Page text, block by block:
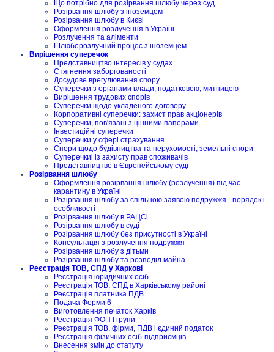
Що потрібно для розірвання шлюбу через суд
Розірвання шлюбу з іноземцем
Розірвання шлюбу в Києві
Оформлення розлучення в Україні
Розлучення та аліменти
Шлюборозлучний процес з іноземцем
Вирішення суперечок
Представництво інтересів у судах
Стягнення заборгованості
Досудове врегулювання спору
Суперечки з органами влади, податковою, митницею
Вирішення трудових спорів
Суперечки щодо укладеного договору
Корпоративні суперечки: захист прав акціонерів
Суперечки, пов'язані з цінними паперами
Інвестиційні суперечки
Суперечки у сфері страхування
Спори щодо будівництва та нерухомості, земельні спори
Суперечкиі із захисту прав споживачів
Представництво в Європейському суді
Розірвання шлюбу
Оформлення розірвання шлюбу (розлучення) під час
карантину в Україні
Розірвання шлюбу за спільною заявою подружжя - порядок і
особливості
Розірвання шлюбу в РАЦСі
Розірвання шлюбу в суді
Розірвання шлюбу без присутності в Україні
Консультація з розлучення подружжя
Розірвання шлюбу з дітьми
Розірвання шлюбу та розподіл майна
Реєстрація ТОВ, СПД у Харкові
Реєстрація юридичних осіб
Реєстрація ТОВ, СПД в Харківському районі
Реєстрація платника ПДВ
Подача Форми 6
Виготовлення печаток Харків
Реєстрація ФОП I групи
Реєстрація ТОВ, фірми, ПДВ і єдиний податок
Реєстрація фізичних осіб-підприємців
Внесення змін до статуту